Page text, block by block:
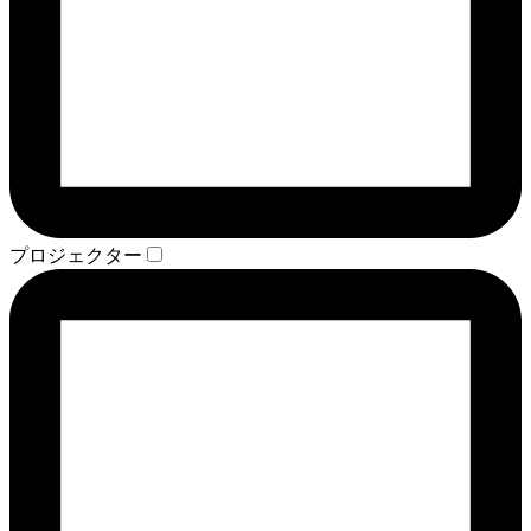
プロジェクター